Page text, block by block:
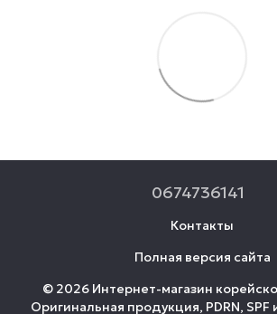
0674736141
Контакты
Полная версия сайта
© 2026 Интернет-магазин
Оригинальная продукция, PDRN,